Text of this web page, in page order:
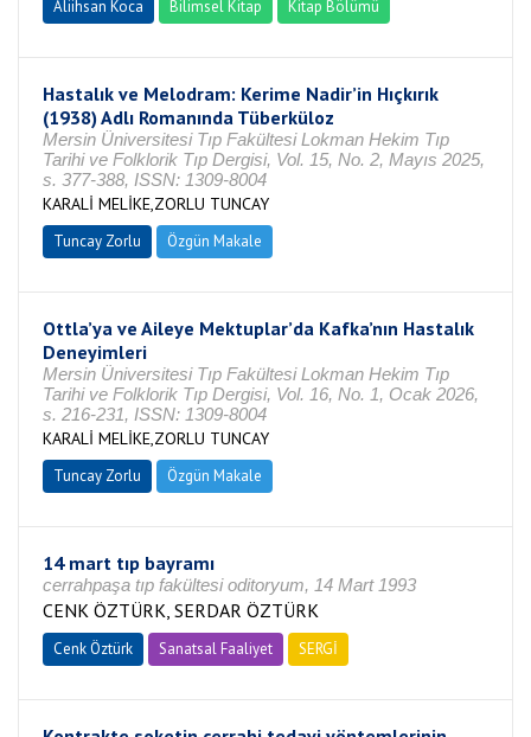
Aliihsan Koca Bilimsel Kitap Kitap Bölümü
Hastalık ve Melodram: Kerime Nadir’in Hıçkırık
(1938) Adlı Romanında Tüberküloz
Mersin Üniversitesi Tıp Fakültesi Lokman Hekim Tıp
Tarihi ve Folklorik Tıp Dergisi, Vol. 15, No. 2, Mayıs 2025,
s. 377-388, ISSN: 1309-8004
KARALİ MELİKE,ZORLU TUNCAY
Tuncay Zorlu Özgün Makale
Ottla’ya ve Aileye Mektuplar’da Kafka’nın Hastalık
Deneyimleri
Mersin Üniversitesi Tıp Fakültesi Lokman Hekim Tıp
Tarihi ve Folklorik Tıp Dergisi, Vol. 16, No. 1, Ocak 2026,
s. 216-231, ISSN: 1309-8004
KARALİ MELİKE,ZORLU TUNCAY
Tuncay Zorlu Özgün Makale
14 mart tıp bayramı
cerrahpaşa tıp fakültesi oditoryum, 14 Mart 1993
CENK ÖZTÜRK, SERDAR ÖZTÜRK
Cenk Öztürk Sanatsal Faaliyet SERGİ